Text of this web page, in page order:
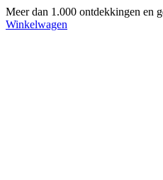
Meer dan 1.000 ontdekkingen en
Winkelwagen